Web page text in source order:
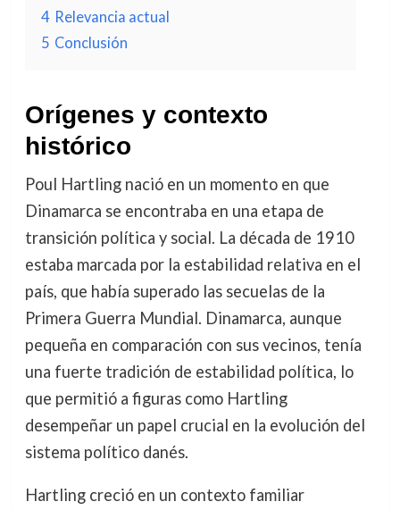
4 Relevancia actual
5 Conclusión
Orígenes y contexto
histórico
Poul Hartling nació en un momento en que
Dinamarca se encontraba en una etapa de
transición política y social. La década de 1910
estaba marcada por la estabilidad relativa en el
país, que había superado las secuelas de la
Primera Guerra Mundial. Dinamarca, aunque
pequeña en comparación con sus vecinos, tenía
una fuerte tradición de estabilidad política, lo
que permitió a figuras como Hartling
desempeñar un papel crucial en la evolución del
sistema político danés.
Hartling creció en un contexto familiar